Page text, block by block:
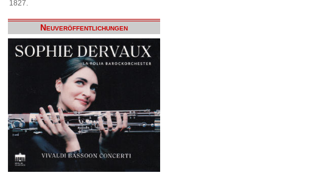
1827.
Neuveröffentlichungen